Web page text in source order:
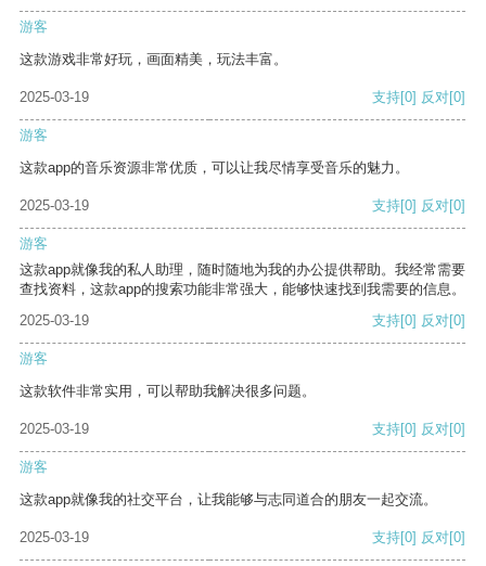
游客
这款游戏非常好玩，画面精美，玩法丰富。
2025-03-19 支持[0] 反对[0]
游客
这款app的音乐资源非常优质，可以让我尽情享受音乐的魅力。
2025-03-19 支持[0] 反对[0]
游客
这款app就像我的私人助理，随时随地为我的办公提供帮助。我经常需要
查找资料，这款app的搜索功能非常强大，能够快速找到我需要的信息。
2025-03-19
支持[0] 反对[0]
游客
这款软件非常实用，可以帮助我解决很多问题。
2025-03-19 支持[0] 反对[0]
游客
这款app就像我的社交平台，让我能够与志同道合的朋友一起交流。
2025-03-19 支持[0] 反对[0]